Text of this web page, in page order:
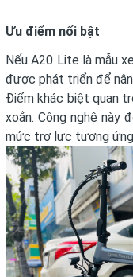
Ưu điểm nổi bật
Nếu A20 Lite là mẫu
được phát triển để
Điểm khác biệt quan
xoắn. Công nghệ này
mức trợ lực tương